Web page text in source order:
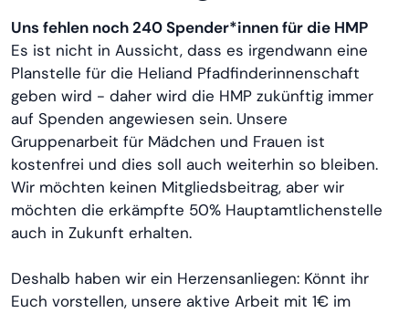
Uns fehlen noch 240 Spender*innen für die HMP
Es ist nicht in Aussicht, dass es irgendwann eine
Planstelle für die Heliand Pfadfinderinnenschaft
geben wird - daher wird die HMP zukünftig immer
auf Spenden angewiesen sein. Unsere
Gruppenarbeit für Mädchen und Frauen ist
kostenfrei und dies soll auch weiterhin so bleiben.
Wir möchten keinen Mitgliedsbeitrag, aber wir
möchten die erkämpfte 50% Hauptamtlichenstelle
auch in Zukunft erhalten.
Deshalb haben wir ein Herzensanliegen: Könnt ihr
Euch vorstellen, unsere aktive Arbeit mit 1€ im